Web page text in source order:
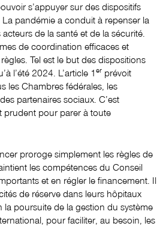
s’appuyer sur des dispositifs
pandémie a conduit à repenser la
de la santé et de la sécurité.
de coordination efficaces et
Tel est le but des dispositions
l’été 2024. L’article 1er prévoit
les Chambres fédérales, les
partenaires sociaux. C’est
prudent pour parer à toute
proroge simplement les règles de
les compétences du Conseil
et en régler le financement. Il
de réserve dans leurs hôpitaux
la poursuite de la gestion du système
pour faciliter, au besoin, les